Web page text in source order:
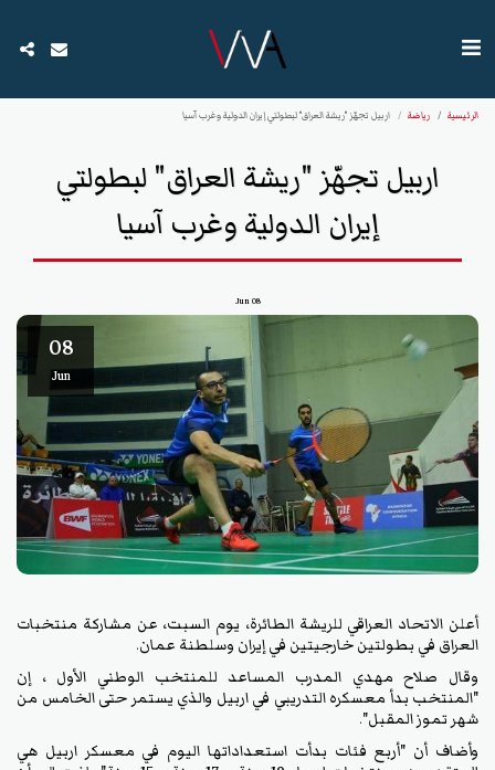
الرئيسية رياضة اربيل تجهّز "ريشة العراق" لبطولتي إيران الدولية وغرب آسيا
اربيل تجهّز "ريشة العراق" لبطولتي
إيران الدولية وغرب آسيا
08
Jun
08
Jun
أعلن الاتحاد العراقي للريشة الطائرة، يوم السبت، عن مشاركة منتخبات
العراق في بطولتين خارجيتين في إيران وسلطنة عمان.
وقال صلاح مهدي المدرب المساعد للمنتخب الوطني الأول ، إن
"المنتخب بدأ معسكره التدريبي في اربيل والذي يستمر حتى الخامس من
شهر تموز المقبل".
وأضاف أن "أربع فئات بدأت استعداداتها اليوم في معسكر اربيل هي